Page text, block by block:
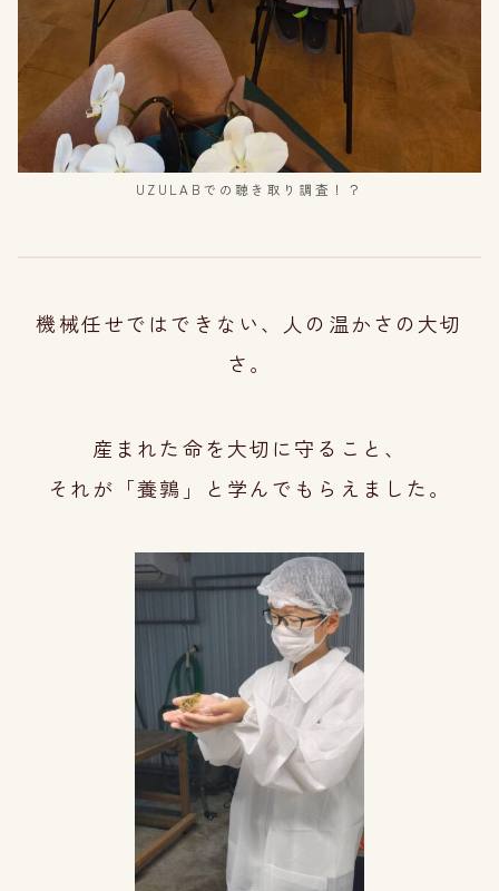
UZULABでの聴き取り調査！？
機械任せではできない、人の温かさの大切
さ。
産まれた命を大切に守ること、
それが「養鶉」と学んでもらえました。